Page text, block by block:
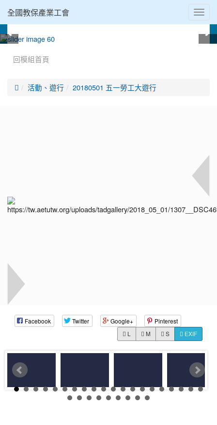
全國教保產業工會
回模組首頁
 活動、遊行 20180501 五一勞工大遊行
Facebook Twitter Google+ Pinterest
L M S EXIF